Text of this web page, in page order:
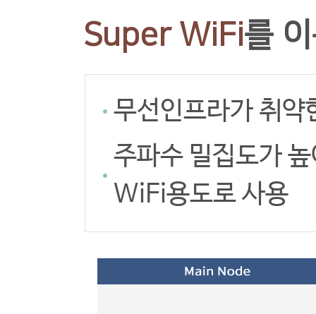
Super WiFi를
무선인프라가 취약
주파수 밀집도가
WiFi용도로 사용